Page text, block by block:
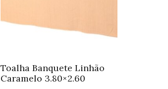
Toalha Banquete Linhão
Caramelo 3.80×2.60